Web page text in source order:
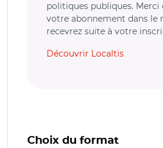
politiques publiques.
votre abonnement dans le
recevrez suite à votre
Découvrir Localtis
Choix du format